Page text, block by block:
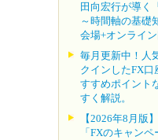
田向宏行が導く
～時間軸の基礎
会場+オンライン
毎月更新中！人
クインしたFX口
すすめポイント
すく解説。
【2026年8月版
「FXのキャン